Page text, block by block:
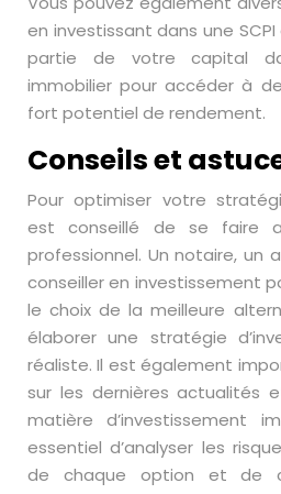
en investissant dans une
partie de votre capital
immobilier pour accéder à
fort potentiel de rendement.
Conseils et
Pour optimiser votre
est conseillé de se faire
professionnel. Un notaire, un
conseiller en investissement
le choix de la meilleure
élaborer une stratégie
réaliste. Il est également
sur les dernières actualités
matière d’investissement
essentiel d’analyser les
de chaque option et de